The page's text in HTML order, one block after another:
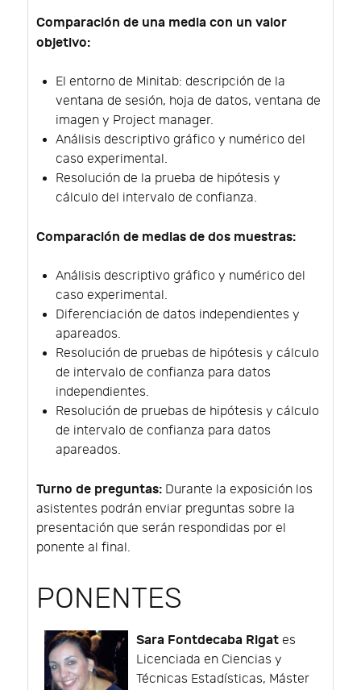
Comparación de una media con un valor
objetivo:
El entorno de Minitab: descripción de la
ventana de sesión, hoja de datos, ventana de
imagen y Project manager.
Análisis descriptivo gráfico y numérico del
caso experimental.
Resolución de la prueba de hipótesis y
cálculo del intervalo de confianza.
Comparación de medias de dos muestras:
Análisis descriptivo gráfico y numérico del
caso experimental.
Diferenciación de datos independientes y
apareados.
Resolución de pruebas de hipótesis y cálculo
de intervalo de confianza para datos
independientes.
Resolución de pruebas de hipótesis y cálculo
de intervalo de confianza para datos
apareados.
Turno de preguntas: Durante la exposición los
asistentes podrán enviar preguntas sobre la
presentación que serán respondidas por el
ponente al final.
PONENTES
Sara Fontdecaba Rigat es
Licenciada en Ciencias y
Técnicas Estadísticas, Máster